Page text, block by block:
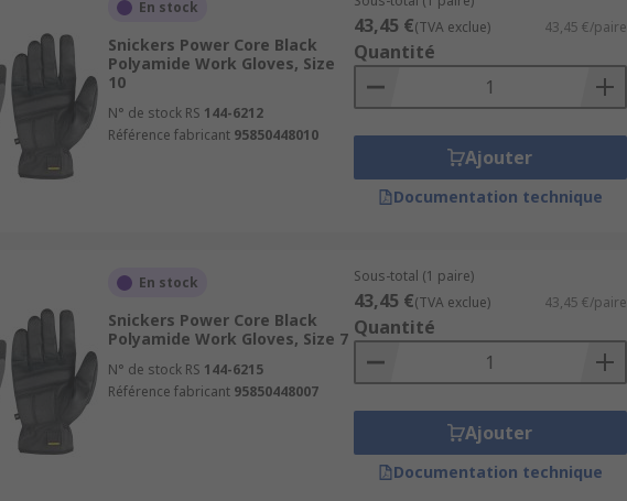
En stock
Snickers Power Core Black
Polyamide Work Gloves, Size
10
N° de stock RS 144-6212
Référence fabricant 95850448010
43,45 €(TVA exclue) 43,45 €/paire
Quantité
Ajouter
Documentation technique
En stock
Snickers Power Core Black
Polyamide Work Gloves, Size 7
N° de stock RS 144-6215
Référence fabricant 95850448007
Sous-total (1 paire)
43,45 €(TVA exclue) 43,45 €/paire
Quantité
Ajouter
Documentation technique